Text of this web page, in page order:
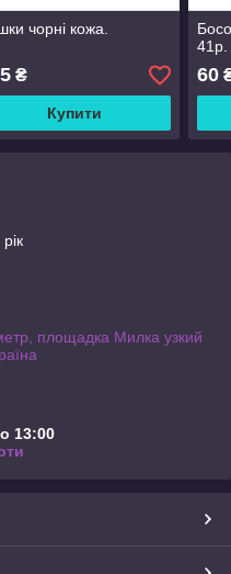
чорні кожа.
₴
Купити
41р.
60
площадка Милка узкий
13:00